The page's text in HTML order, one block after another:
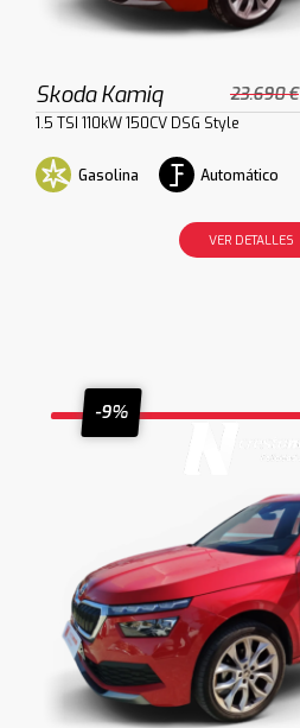
Skoda Kamiq 23.690 €
1.5 TSI 110kW 150CV DSG Style
Gasolina Automático
VER DETALLES
-9%